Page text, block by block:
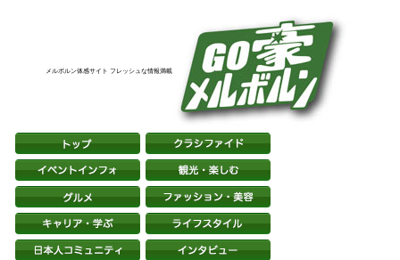
メルボルン体感サイト フレッシュな情報満載